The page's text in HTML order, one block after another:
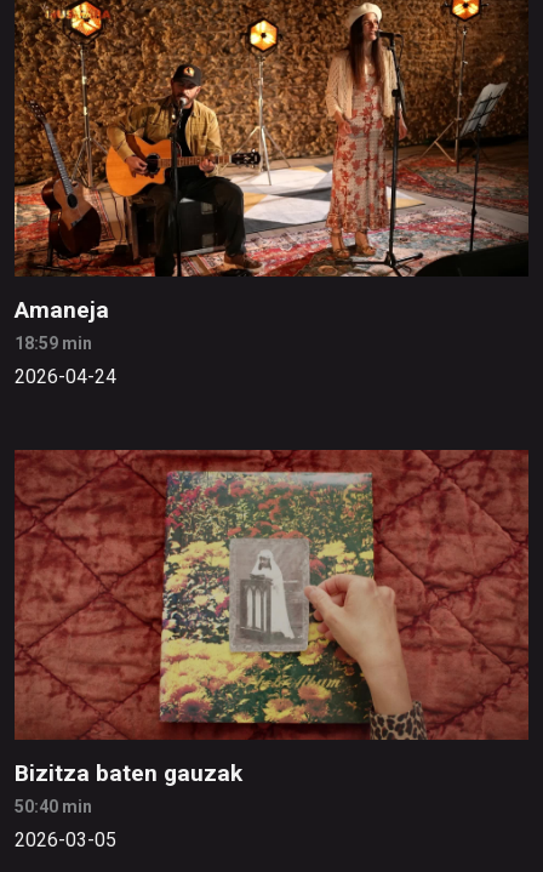
Amaneja
18:59 min
2026-04-24
Bizitza baten gauzak
50:40 min
2026-03-05